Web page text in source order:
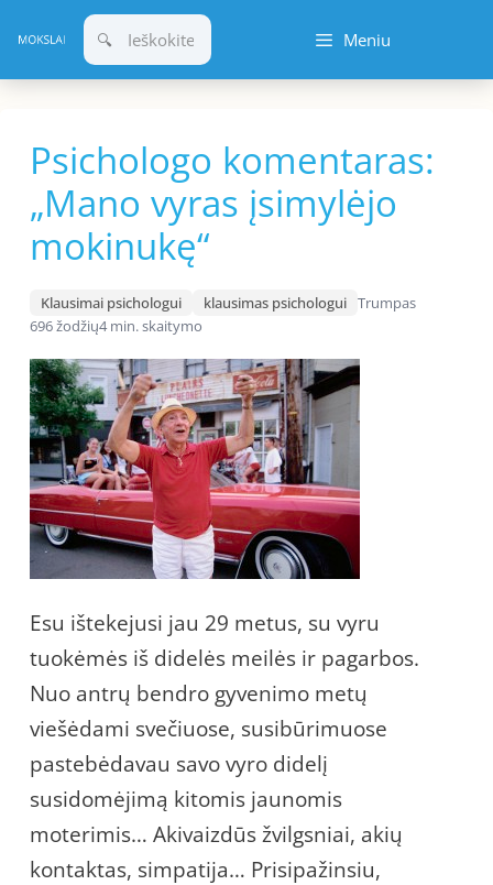
prie
turinio
Meniu
Psichologo komentaras:
„Mano vyras įsimylėjo
mokinukę“
Klausimai psichologui klausimas psichologui Trumpas
696 žodžių4 min. skaitymo
Esu ištekejusi jau 29 metus, su vyru
tuokėmės iš didelės meilės ir pagarbos.
Nuo antrų bendro gyvenimo metų
viešėdami svečiuose, susibūrimuose
pastebėdavau savo vyro didelį
susidomėjimą kitomis jaunomis
moterimis… Akivaizdūs žvilgsniai, akių
kontaktas, simpatija… Prisipažinsiu,